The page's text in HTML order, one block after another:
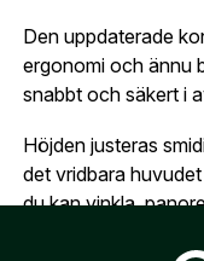
Den uppdaterade
ergonomi och ännu
snabbt och säkert i
Höjden justeras
det vridbara
du kan vinkla,
Är du en
oss så hjälper vi